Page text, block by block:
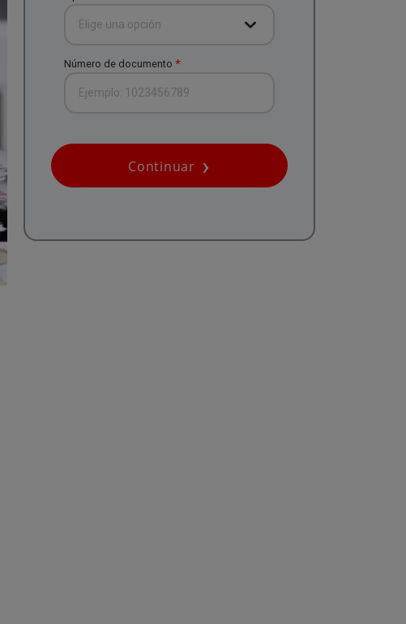
Elige una opción
Número de documento *
Continuar